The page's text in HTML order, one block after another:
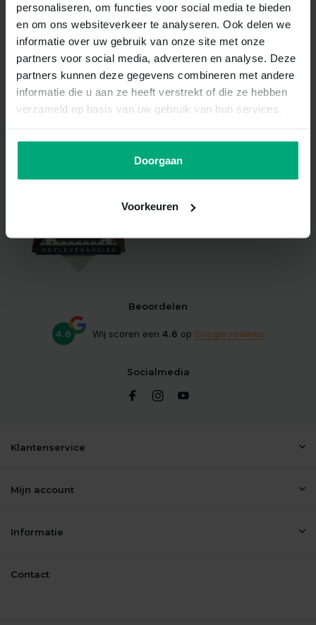
personaliseren, om functies voor social media te bieden
en om ons websiteverkeer te analyseren. Ook delen we
informatie over uw gebruik van onze site met onze
partners voor social media, adverteren en analyse. Deze
partners kunnen deze gegevens combineren met andere
informatie die u aan ze heeft verstrekt of die ze hebben
verzameld op basis van uw gebruik van hun services.
Doorgaan
Voorkeuren
Schrijf je nu in voor onze nieuwsbrief
Abonneer
Koninklijk Wapen en de titel ‘Bij
Koninklijke Beschikking
Beoordelen
4.6 Wij scoren een 4.6 op Google reviews
Socialmedia
Klantenservice
Mijn account
Informatie
Contact